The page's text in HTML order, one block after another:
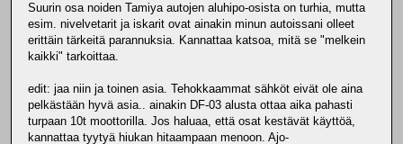
Suurin osa noiden Tamiya autojen aluhipo-osista on turhia, mutta
esim. nivelvetarit ja iskarit ovat ainakin minun autoissani olleet
erittäin tärkeitä parannuksia. Kannattaa katsoa, mitä se "melkein
kaikki" tarkoittaa.
edit: jaa niin ja toinen asia. Tehokkaammat sähköt eivät ole aina
pelkästään hyvä asia.. ainakin DF-03 alusta ottaa aika pahasti
turpaan 10t moottorilla. Jos haluaa, että osat kestävät käyttöä,
kannattaa tyytyä hiukan hitaampaan menoon. Ajo-